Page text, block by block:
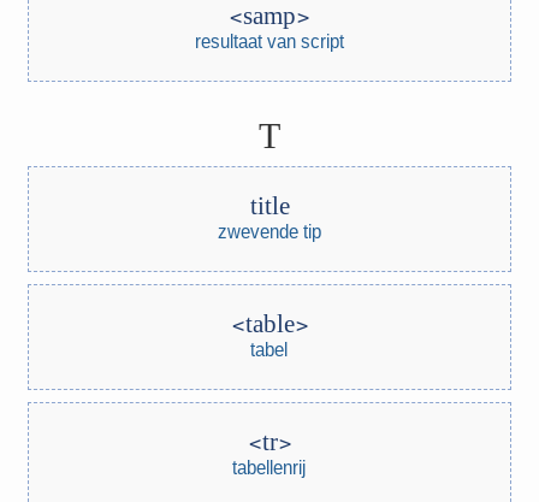
samp
resultaat van script
T
title
zwevende tip
table
tabel
tr
tabellenrij